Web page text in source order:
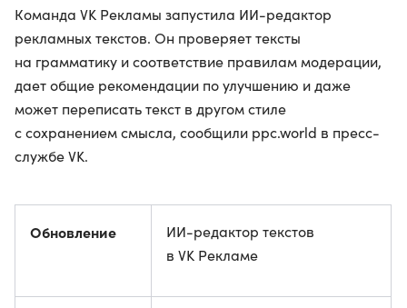
Команда VK Рекламы запустила ИИ-редактор
рекламных текстов. Он проверяет тексты
на грамматику и соответствие правилам модерации,
дает общие рекомендации по улучшению и даже
может переписать текст в другом стиле
с сохранением смысла, сообщили ppc.world в пресс-
службе VK.
Обновление
ИИ-редактор текстов
в VK Рекламе